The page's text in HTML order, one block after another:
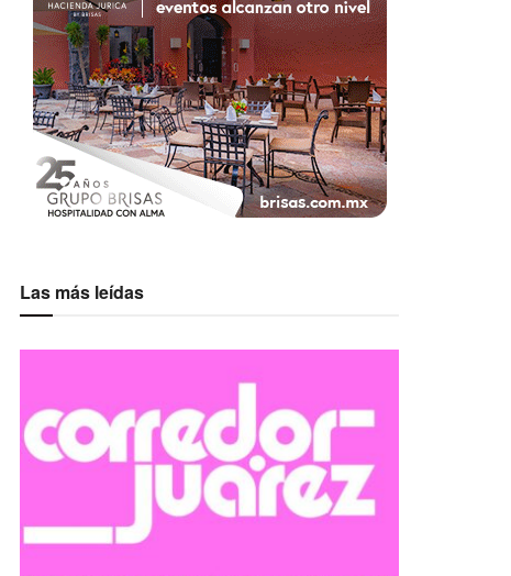
Las más leídas